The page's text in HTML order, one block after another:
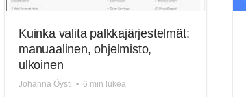
Kuinka valita palkkajärjestelmät:
manuaalinen, ohjelmisto,
ulkoinen
Johanna Öysti • 6 min lukea